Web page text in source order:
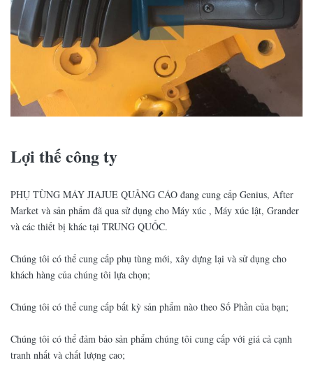
Lợi thế công ty
PHỤ TÙNG MÁY JIAJUE QUẢNG CÁO đang cung cấp Genius, After
Market và sản phẩm đã qua sử dụng cho Máy xúc , Máy xúc lật, Grander
và các thiết bị khác tại TRUNG QUỐC.
Chúng tôi có thể cung cấp phụ tùng mới, xây dựng lại và sử dụng cho
khách hàng của chúng tôi lựa chọn;
Chúng tôi có thể cung cấp bất kỳ sản phẩm nào theo Số Phần của bạn;
Chúng tôi có thể đảm bảo sản phẩm chúng tôi cung cấp với giá cả cạnh
tranh nhất và chất lượng cao;